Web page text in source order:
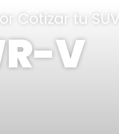
Cotizar tu SUV
V